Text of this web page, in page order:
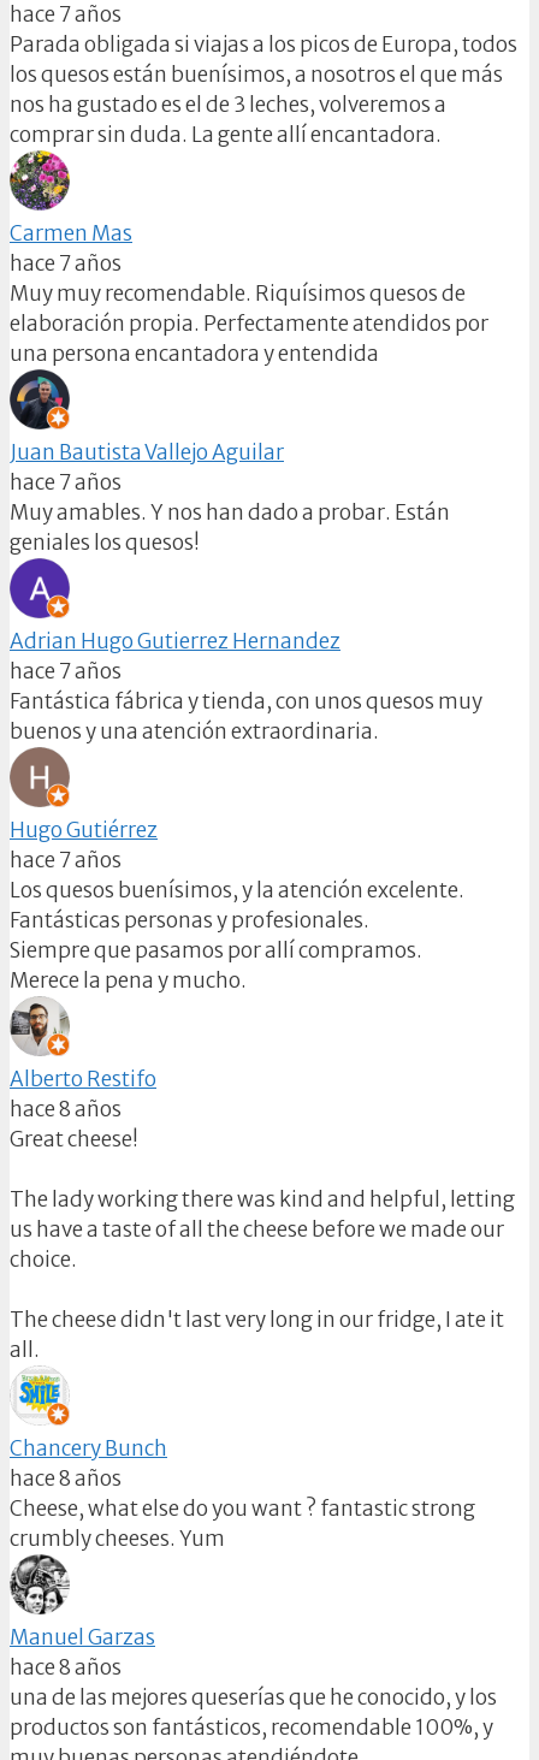
hace 7 años
Parada obligada si viajas a los picos de Europa, todos
los quesos están buenísimos, a nosotros el que más
nos ha gustado es el de 3 leches, volveremos a
comprar sin duda. La gente allí encantadora.
Carmen Mas
hace 7 años
Muy muy recomendable. Riquísimos quesos de
elaboración propia. Perfectamente atendidos por
una persona encantadora y entendida
Juan Bautista Vallejo Aguilar
hace 7 años
Muy amables. Y nos han dado a probar. Están
geniales los quesos!
Adrian Hugo Gutierrez Hernandez
hace 7 años
Fantástica fábrica y tienda, con unos quesos muy
buenos y una atención extraordinaria.
Hugo Gutiérrez
hace 7 años
Los quesos buenísimos, y la atención excelente.
Fantásticas personas y profesionales.
Siempre que pasamos por allí compramos.
Merece la pena y mucho.
Alberto Restifo
hace 8 años
Great cheese!
The lady working there was kind and helpful, letting
us have a taste of all the cheese before we made our
choice.
The cheese didn't last very long in our fridge, I ate it
all.
Chancery Bunch
hace 8 años
Cheese, what else do you want ? fantastic strong
crumbly cheeses. Yum
Manuel Garzas
hace 8 años
una de las mejores queserías que he conocido, y los
productos son fantásticos, recomendable 100%, y